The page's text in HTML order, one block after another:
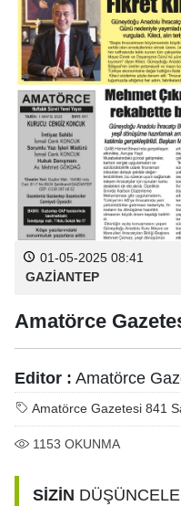
01-05-2025 08:41
GAZİANTEP
Amatörce
Editor : Amatörce
Amatörce Gazetesi 841
1153 OKUNMA
SİZİN